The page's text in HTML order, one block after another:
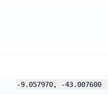
-9.057970, -43.007600